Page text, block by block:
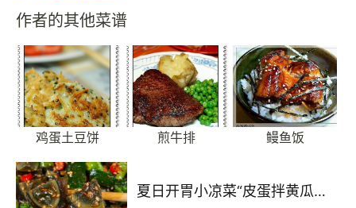
作者的其他菜谱
鸡蛋土豆饼 煎牛排 鳗鱼饭
夏日开胃小凉菜“皮蛋拌黄瓜🥒”开胃减脂